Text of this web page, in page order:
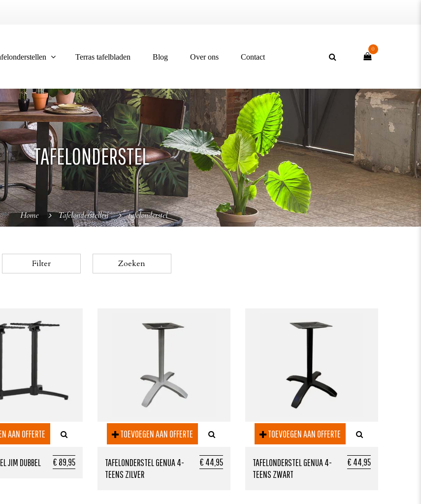
Terras tafelbladen Blog Over ons Contact
0
TAFELONDERSTEL
Home Tafelonderstellen tafelonderstel
Filter Zoeken
AAN OFFERTE
€ 89,95
JIM DUBBEL
TOEVOEGEN AAN OFFERTE
€ 44,95
TAFELONDERSTEL GENUA 4-
TEENS ZILVER
TOEVOEGEN AAN OFFERTE
€ 44,95
TAFELONDERSTEL GENUA 4-
TEENS ZWART